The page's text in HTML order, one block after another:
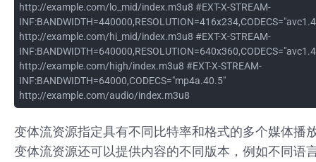
http://example.com/lo_mid/index.m3u8 #EXT-X-STREAM-
http://example.com/hi_mid/index.m3u8 #EXT-X-STREAM-
http://example.com/high/index.m3u8 #EXT-X-STREAM-
INF:BANDWIDTH=64000,CODECS="mp4a.40.5"
http://example.com/audio/index.m3u8
变体流资源指定具有不同比特率和格式的多个媒体播
变体流资源还可以提供内容的不同版本，例如不同语